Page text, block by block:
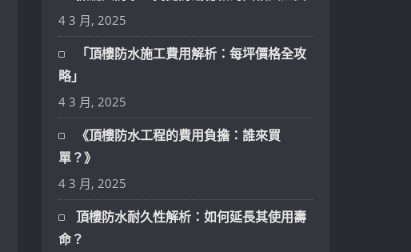
4 3 月, 2025
「頂樓防水施工費用解析：每坪價格全攻
略」
4 3 月, 2025
《頂樓防水工程的費用負擔：誰來買
單？》
4 3 月, 2025
頂樓防水耐久性解析：如何延長其使用壽
命？